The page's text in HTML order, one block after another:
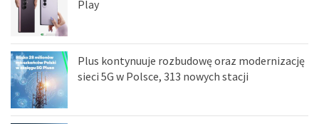
Play
Plus kontynuuje rozbudowę oraz modernizację
sieci 5G w Polsce, 313 nowych stacji